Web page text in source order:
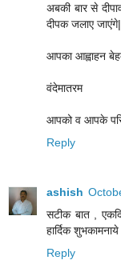
अबकी बार से
दीपक जलाए जाएंगे|
आपका आह्वाहन
वंदेमातरम
आपको व आपके
Reply
ashish
सटीक बात ,
हार्दिक शुभकामनाये .
Reply